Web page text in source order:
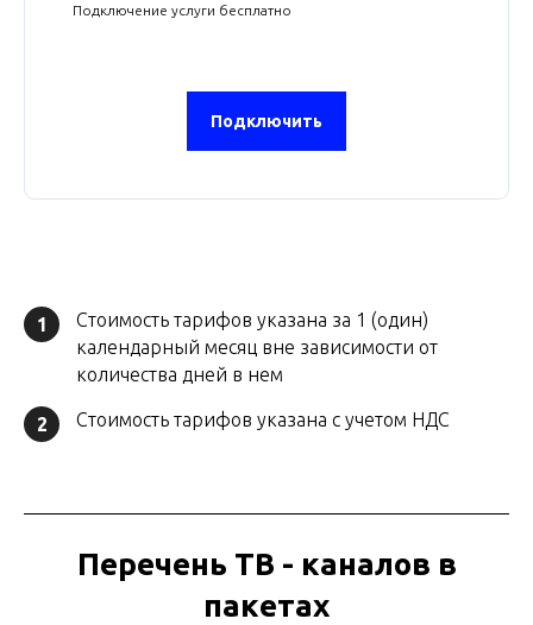
Подключение услуги бесплатно
Подключить
1
Стоимость тарифов указана за 1 (один)
календарный месяц вне зависимости от
количества дней в нем
2 Стоимость тарифов указана с учетом НДС
Перечень ТВ - каналов в
пакетах